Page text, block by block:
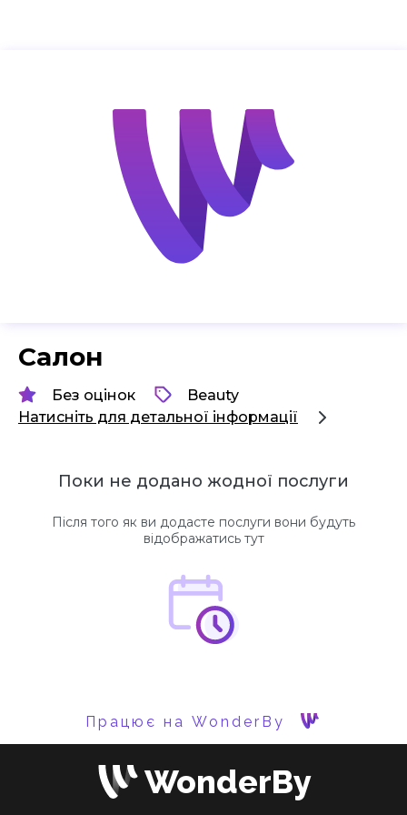
Салон
Без оцінок
Beauty
Натисніть для детальної інформації
Поки не додано жодної послуги
Після того як ви додасте послуги вони будуть
відображатись тут
Працює на WonderBy
WonderBy